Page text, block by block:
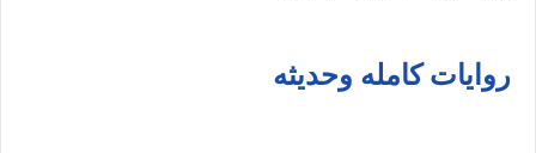
روايات كامله وحديثه